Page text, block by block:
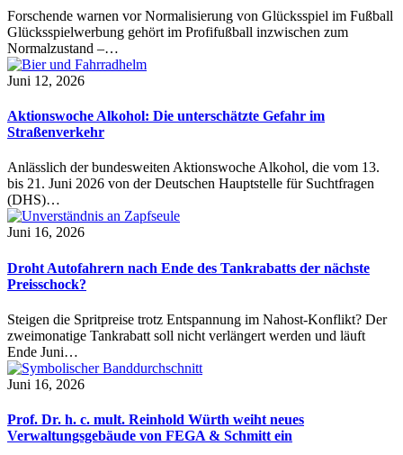
Forschende warnen vor Normalisierung von Glücksspiel im Fußball
Glücksspielwerbung gehört im Profifußball inzwischen zum
Normalzustand –…
Juni 12, 2026
Aktionswoche Alkohol: Die unterschätzte Gefahr im
Straßenverkehr
Anlässlich der bundesweiten Aktionswoche Alkohol, die vom 13.
bis 21. Juni 2026 von der Deutschen Hauptstelle für Suchtfragen
(DHS)…
Juni 16, 2026
Droht Autofahrern nach Ende des Tankrabatts der nächste
Preisschock?
Steigen die Spritpreise trotz Entspannung im Nahost-Konflikt? Der
zweimonatige Tankrabatt soll nicht verlängert werden und läuft
Ende Juni…
Juni 16, 2026
Prof. Dr. h. c. mult. Reinhold Würth weiht neues
Verwaltungsgebäude von FEGA & Schmitt ein